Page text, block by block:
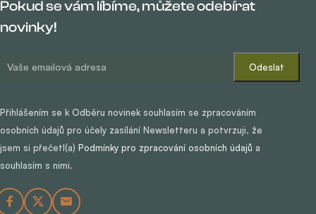
Pokud se vám líbíme, můžete odebírat
novinky!
Přihlášením se k Odběru novinek souhlasím se zpracováním
osobních údajů pro účely zasílání Newsletteru a potvrzuji, že
jsem si přečetl(a) Podmínky pro zpracování osobních údajů a
souhlasím s nimi.